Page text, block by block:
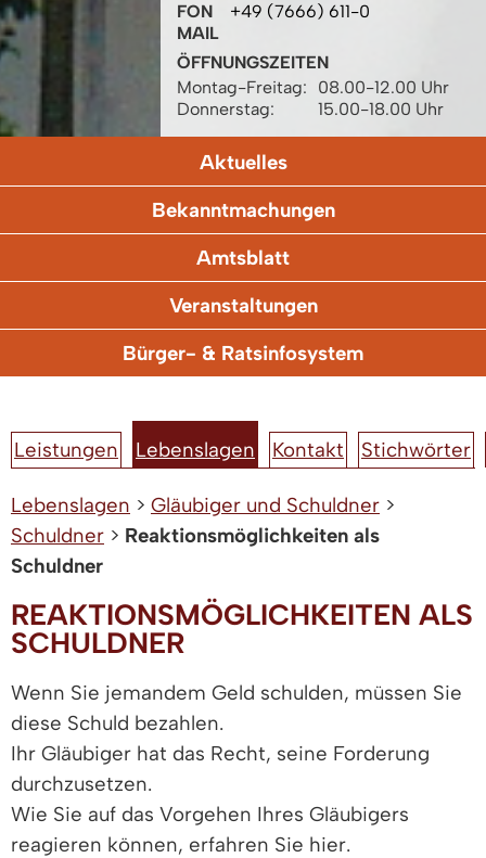
FON
+49 (7666) 611-0
MAIL
ÖFFNUNGSZEITEN
Montag-Freitag:
08.00-12.00 Uhr
Donnerstag:
15.00-18.00 Uhr
Aktuelles
Bekanntmachungen
Amtsblatt
Veranstaltungen
Bürger- & Ratsinfosystem
Leistungen Lebenslagen Kontakt Stichwörter
Lebenslagen > Gläubiger und Schuldner >
Schuldner > Reaktionsmöglichkeiten als
Schuldner
REAKTIONSMÖGLICHKEITEN ALS
SCHULDNER
Wenn Sie jemandem Geld schulden, müssen Sie
diese Schuld bezahlen.
Ihr Gläubiger hat das Recht, seine Forderung
durchzusetzen.
Wie Sie auf das Vorgehen Ihres Gläubigers
reagieren können, erfahren Sie hier.